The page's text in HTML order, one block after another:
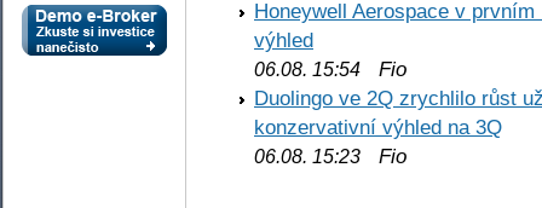
Honeywell Aerospace v
výhled
06.08. 15:54 Fio
Duolingo ve 2Q zrychlilo růst
konzervativní výhled na 3Q
06.08. 15:23 Fio